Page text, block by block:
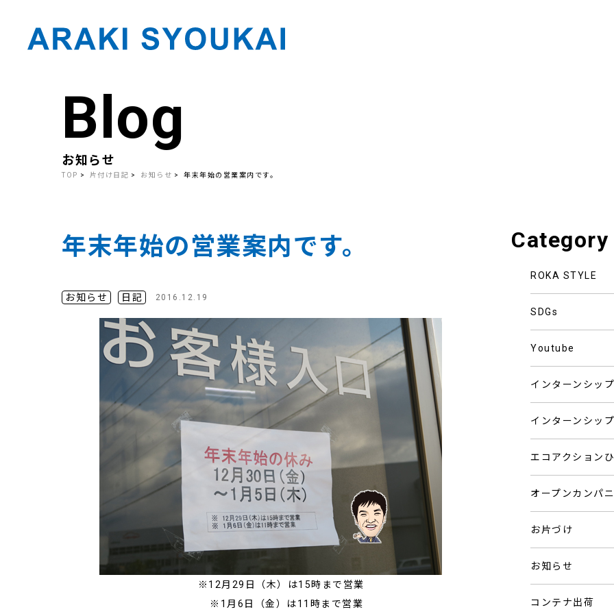
Blog
お知らせ
TOP 片付け日記 お知らせ 年末年始の営業案内です。
年末年始の営業案内です。
お知らせ 日記 2016.12.19
※12月29日（木）は15時まで営業
※1月6日（金）は11時まで営業
Category
ROKA STYLE
SDGs
Youtube
インターンシップ
インターンシップ
エコアクション
オープンカンパ
お片づけ
お知らせ
コンテナ出荷